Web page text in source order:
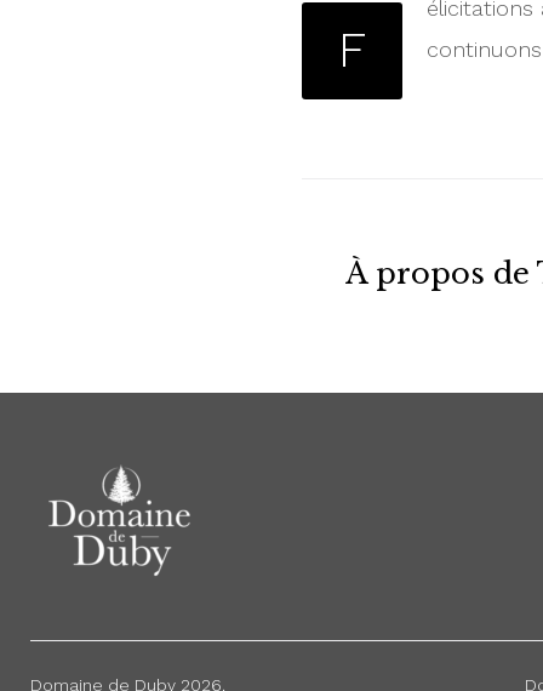
F
À propos de
Domaine de Duby 2026.